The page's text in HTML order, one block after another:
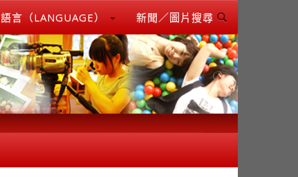
語言（LANGUAGE） 新聞／圖片搜尋